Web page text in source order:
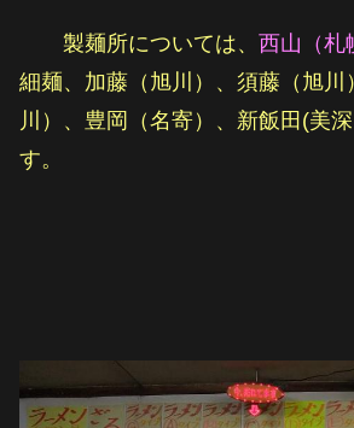
製麺所については、 西山（札
細麺、加藤（旭川）、須藤（旭川
川）、豊岡（名寄）、新飯田(美
す。